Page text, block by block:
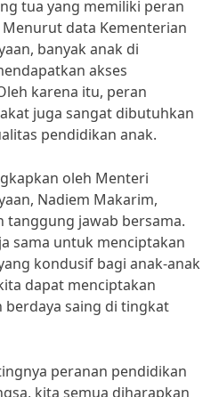
tua yang memiliki peran
data Kementerian
banyak anak di
akses
karena itu, peran
juga sangat dibutuhkan
pendidikan anak.
oleh Menteri
Nadiem Makarim,
tanggung jawab bersama.
sama untuk menciptakan
kondusif bagi anak-anak
dapat menciptakan
berdaya saing di tingkat
peranan pendidikan
kita semua diharapkan